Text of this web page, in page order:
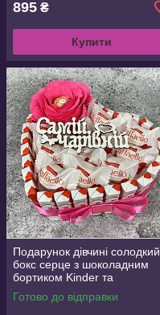
895 ₴
Купити
Подарунок дівчині солодкий
бокс серце з шоколадним
бортиком Kinder та
цукерками Рафаелло на
День народження
Готово до відправки